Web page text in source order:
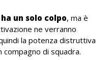
un solo colpo, ma è
ne verranno
la potenza distruttiva
compagno di squadra.